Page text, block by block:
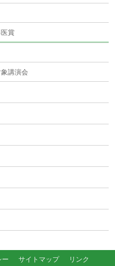
賞
講演会
ー サイトマップ リンク